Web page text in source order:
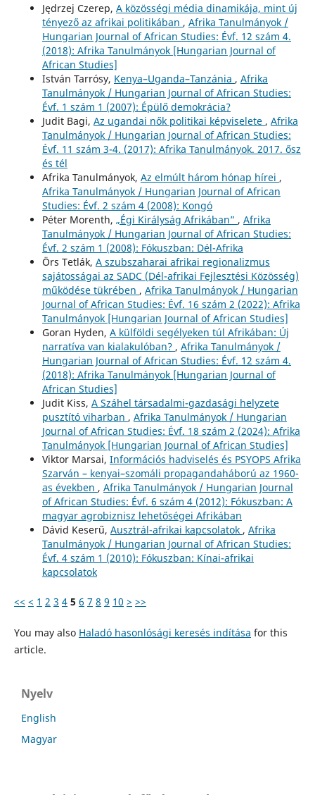
Jędrzej Czerep, A közösségi média dinamikája, mint új
tényező az afrikai politikában , Afrika Tanulmányok /
Hungarian Journal of African Studies: Évf. 12 szám 4.
(2018): Afrika Tanulmányok [Hungarian Journal of
African Studies]
István Tarrósy, Kenya–Uganda–Tanzánia , Afrika
Tanulmányok / Hungarian Journal of African Studies:
Évf. 1 szám 1 (2007): Épülő demokrácia?
Judit Bagi, Az ugandai nők politikai képviselete , Afrika
Tanulmányok / Hungarian Journal of African Studies:
Évf. 11 szám 3-4. (2017): Afrika Tanulmányok. 2017. ősz
és tél
Afrika Tanulmányok, Az elmúlt három hónap hírei ,
Afrika Tanulmányok / Hungarian Journal of African
Studies: Évf. 2 szám 4 (2008): Kongó
Péter Morenth, „Égi Királyság Afrikában” , Afrika
Tanulmányok / Hungarian Journal of African Studies:
Évf. 2 szám 1 (2008): Fókuszban: Dél-Afrika
Örs Tetlák, A szubszaharai afrikai regionalizmus
sajátosságai az SADC (Dél-afrikai Fejlesztési Közösség)
működése tükrében , Afrika Tanulmányok / Hungarian
Journal of African Studies: Évf. 16 szám 2 (2022): Afrika
Tanulmányok [Hungarian Journal of African Studies]
Goran Hyden, A külföldi segélyeken túl Afrikában: Új
narratíva van kialakulóban? , Afrika Tanulmányok /
Hungarian Journal of African Studies: Évf. 12 szám 4.
(2018): Afrika Tanulmányok [Hungarian Journal of
African Studies]
Judit Kiss, A Száhel társadalmi-gazdasági helyzete
pusztító viharban , Afrika Tanulmányok / Hungarian
Journal of African Studies: Évf. 18 szám 2 (2024): Afrika
Tanulmányok [Hungarian Journal of African Studies]
Viktor Marsai, Információs hadviselés és PSYOPS Afrika
Szarván – kenyai–szomáli propagandaháború az 1960-
as években , Afrika Tanulmányok / Hungarian Journal
of African Studies: Évf. 6 szám 4 (2012): Fókuszban: A
magyar agrobiznisz lehetőségei Afrikában
Dávid Keserű, Ausztrál-afrikai kapcsolatok , Afrika
Tanulmányok / Hungarian Journal of African Studies:
Évf. 4 szám 1 (2010): Fókuszban: Kínai-afrikai
kapcsolatok
<< < 1 2 3 4 5 6 7 8 9 10 > >>
You may also Haladó hasonlósági keresés indítása for this
article.
Nyelv
English
Magyar